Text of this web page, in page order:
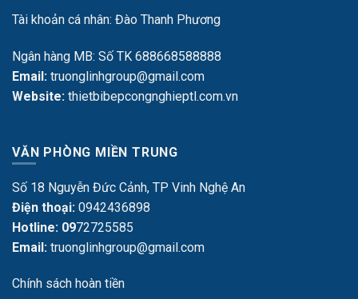
Tài khoản cá nhân: Đào Thanh Phương
Ngân hàng MB: Số TK 688668588888
Email: truonglinhgroup@gmail.com
Website: thietbibepcongnghieptl.com.vn
VĂN PHÒNG MIỀN TRUNG
Số 18 Nguyễn Đức Cảnh, TP Vinh Nghệ An
Điện thoại: 0942436898
Hotline: 0972725585
Email: truonglinhgroup@gmail.com
Chính sách hoàn tiền